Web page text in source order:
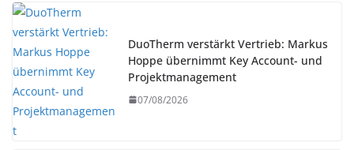
DuoTherm verstärkt Vertrieb: Markus
Hoppe übernimmt Key Account- und
Projektmanagement
07/08/2026